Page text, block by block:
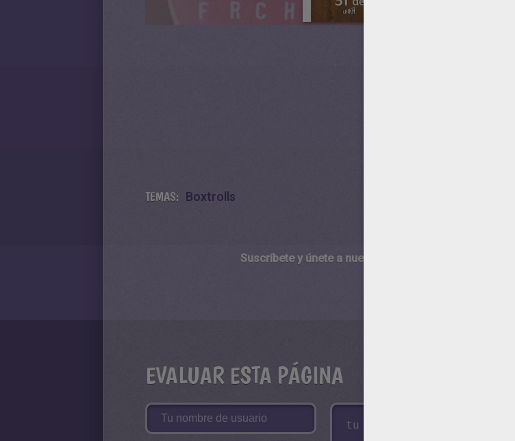
TEMAS: Boxtrolls
Suscríbete y únete a nuestro canal de vídeos para
EVALUAR ESTA PÁGINA